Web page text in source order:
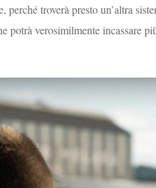
troverà presto un’altra
potrà verosimilmente incassare